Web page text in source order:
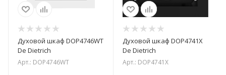
Духовой шкаф DOP4746WT
De Dietrich
Арт.: DOP4746WT
Духовой шкаф DOP4741X
De Dietrich
Арт.: DOP4741X